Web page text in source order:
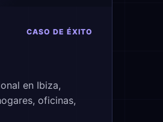
CASO DE ÉXITO
en Ibiza,
oficinas,